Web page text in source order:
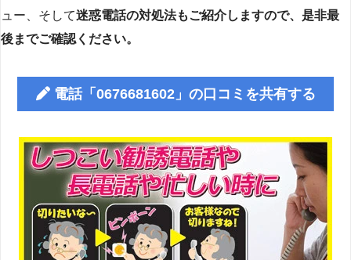
ュー、そして迷惑電話の対処法もご紹介しますので、是非最
後までご確認ください。
電話「0676681602」の口コミを共有する